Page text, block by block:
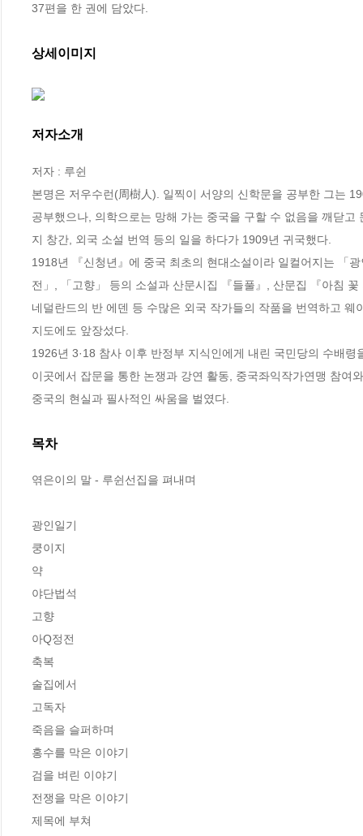
37편을 한 권에 담았다.
상세이미지
저자소개
저자 : 루쉰
본명은 저우수런(周樹人). 일찍이 서양의 신학문을 공부한 그는
공부했으나, 의학으로는 망해 가는 중국을 구할 수 없음을 깨닫
지 창간, 외국 소설 번역 등의 일을 하다가 1909년 귀국했다.
1918년 『신청년』에 중국 최초의 현대소설이라 일컬어지는 「
전」, 「고향」 등의 소설과 산문시집 『들풀』, 산문집 『아침
네덜란드의 반 에덴 등 수많은 외국 작가들의 작품을 번역하고
지도에도 앞장섰다.
1926년 3·18 참사 이후 반정부 지식인에게 내린 국민당의 수배
이곳에서 잡문을 통한 논쟁과 강연 활동, 중국좌익작가연맹 참여
중국의 현실과 필사적인 싸움을 벌였다.
목차
엮은이의 말 - 루쉰선집을 펴내며
광인일기
쿵이지
약
야단법석
고향
아Q정전
축복
술집에서
고독자
죽음을 슬퍼하며
홍수를 막은 이야기
검을 벼린 이야기
전쟁을 막은 이야기
제목에 부쳐